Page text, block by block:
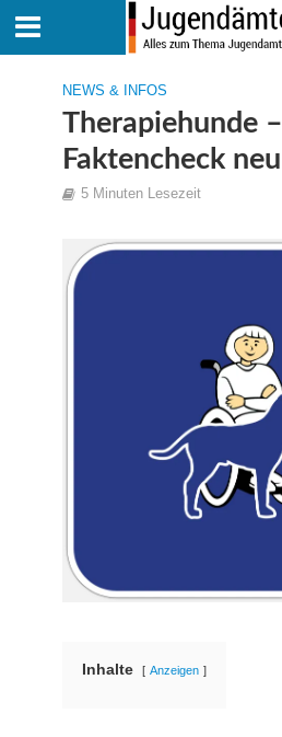
NEWS & INFOS
Therapiehunde –
Faktencheck neu
5 Minuten Lesezeit
Inhalte Anzeigen